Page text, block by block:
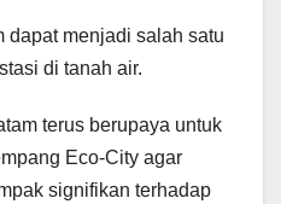
dapat menjadi salah satu
di tanah air.
terus berupaya untuk
Eco-City agar
signifikan terhadap